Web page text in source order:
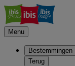
Menu
Bestemmingen
Terug